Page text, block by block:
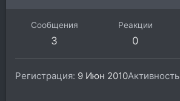
Сообщения
3
Реакции
0
Регистрация 9 Июн 2010Активность